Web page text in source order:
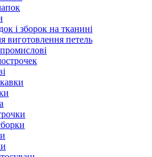
і зборок на тканині
виготовлення петель